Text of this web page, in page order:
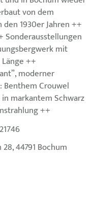
von dem
1930er Jahren ++
Sonderausstellungen
mit
++
moderner
Benthem Crouwel
markantem Schwarz
++
44791 Bochum